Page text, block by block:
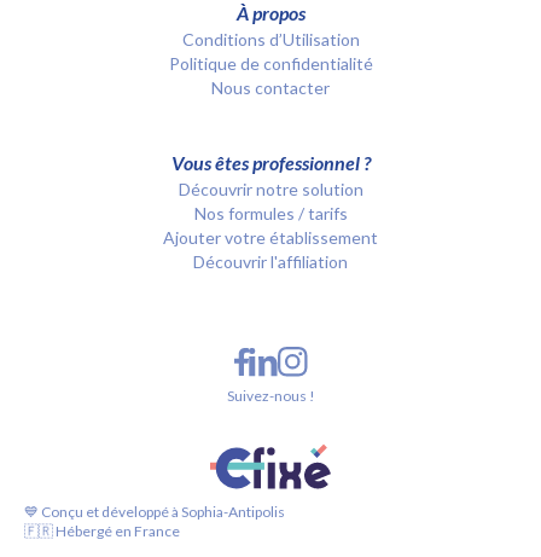
À propos
Conditions d’Utilisation
Politique de confidentialité
Nous contacter
Vous êtes professionnel ?
Découvrir notre solution
Nos formules / tarifs
Ajouter votre établissement
Découvrir l'affiliation
💙 Conçu et développé à Sophia-Antipolis
🇫🇷 Hébergé en France
Suivez-nous !